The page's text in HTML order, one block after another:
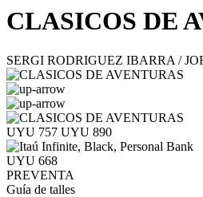
CLASICOS DE
SERGI RODRIGUEZ IBARRA /
UYU 757 UYU 890
UYU 668
PREVENTA
Guía de talles